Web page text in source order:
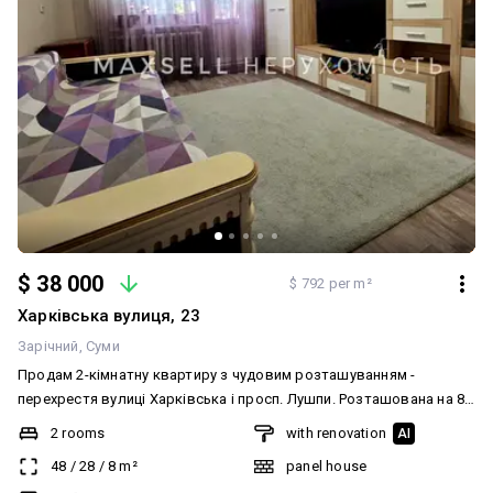
$ 38 000 $ 792 per m²
Харківська вулиця, 23
Зарічний Суми
Продам 2-кімнатну квартиру з чудовим розташуванням -
перехрестя вулиці Харківська і просп. Лушпи. Розташована на 8-
ому поверсі з 9-и. Квартира не кутова. Гарний вид з вікон.
Квартира з якісним ремонтом - робили з заміною всіх вузлів і
комунікацій 4 роки тому. Замінені вікна, проводка, труби, вхідні
2 rooms
48 / 28 / 8 m²
with renovation AI
panel house